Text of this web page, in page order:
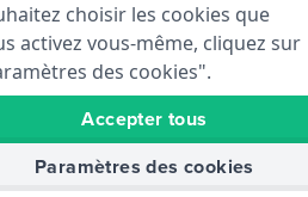
choisir les cookies que
activez vous-même, cliquez sur
des cookies".
Accepter tous
Paramètres des cookies